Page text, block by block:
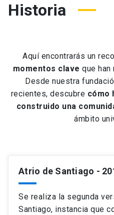
Historia
Aquí encontrarás un
momentos clave que han
Desde nuestra
recientes, descubre cómo
construido una
ámbito
Atrio de Santiago -
Se realiza la segunda
Santiago, instancia que